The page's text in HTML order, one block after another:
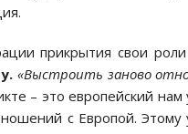
прикрытия свои
«Выстроить заново
– это европейский
с Европой.